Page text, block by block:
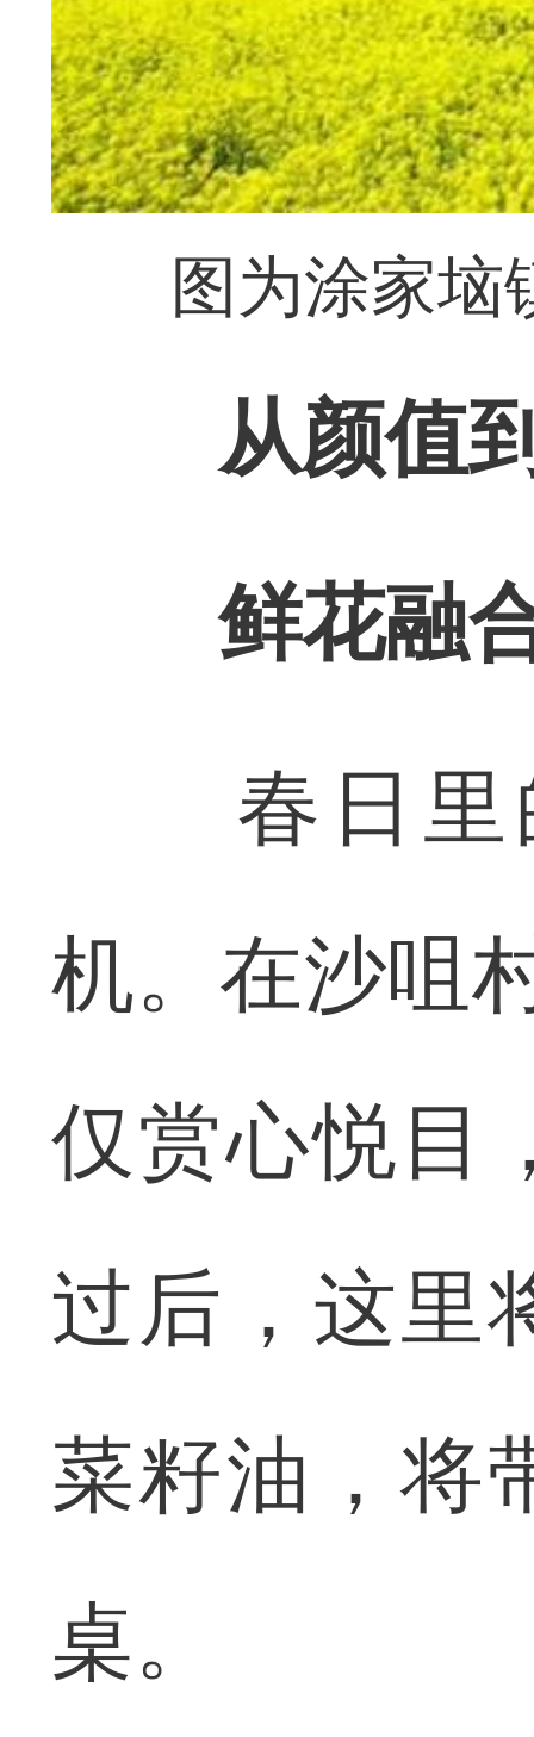
图为涂家垴
从颜值
鲜花融
春日里的
机。在沙咀
仅赏心悦目
过后，这里
菜籽油，将
桌。